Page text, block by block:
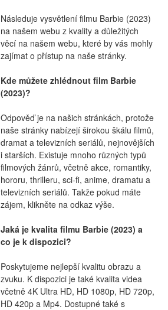
Následuje vysvětlení filmu Barbie (2023)
na našem webu z kvality a důležitých
věcí na našem webu, které by vás mohly
zajímat o přístup na naše stránky.
Kde můžete zhlédnout film Barbie
(2023)?
Odpověď je na našich stránkách, protože
naše stránky nabízejí širokou škálu filmů,
dramat a televizních seriálů, nejnovějších
i starších. Existuje mnoho různých typů
filmových žánrů, včetně akce, romantiky,
hororu, thrilleru, sci-fi, anime, dramatu a
televizních seriálů. Takže pokud máte
zájem, klikněte na odkaz výše.
Jaká je kvalita filmu Barbie (2023) a
co je k dispozici?
Poskytujeme nejlepší kvalitu obrazu a
zvuku. K dispozici je také kvalita videa
včetně 4K Ultra HD, HD 1080p, HD 720p,
HD 420p a Mp4. Dostupné také s